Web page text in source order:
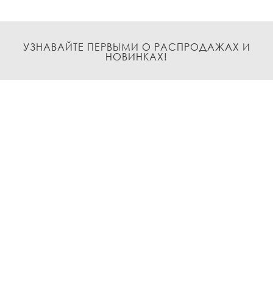
УЗНАВАЙТЕ ПЕРВЫМИ О РАСПРОДАЖАХ И
НОВИНКАХ!